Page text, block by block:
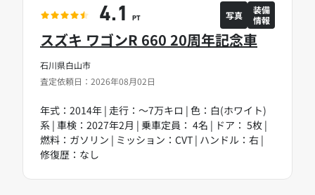
石川県白山市
査定依頼日：2026年08月02日
スズキ ワゴンR 660 20周年記念車
年式：2014年 | 走行：～7万キロ | 色：白(ホワイト)
系 | 車検：2027年2月 | 乗車定員： 4名 | ドア： 5枚 |
燃料：ガソリン | ミッション：CVT | ハンドル：右 |
修復歴：なし
4.1 PT 写真
装備
情報